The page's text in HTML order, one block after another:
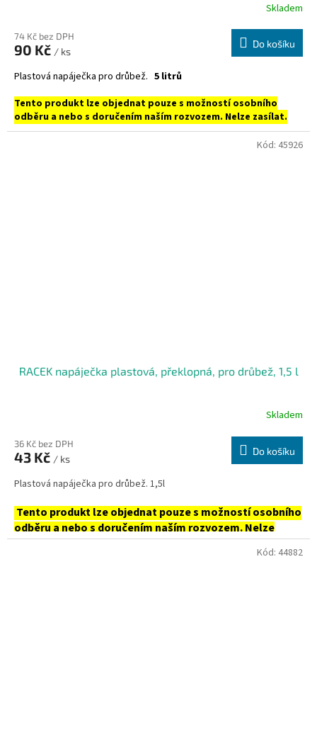
Skladem
74 Kč bez DPH
90 Kč / ks
Do košíku
Plastová napáječka pro drůbež. 5 litrů
Tento produkt lze objednat pouze s možností osobního
odběru a nebo s doručením naším rozvozem. Nelze zasílat.
RACEK napáječka plastová, překlopná, pro drůbež, 1,5 l
Skladem
36 Kč bez DPH
43 Kč / ks
Do košíku
Plastová napáječka pro drůbež. 1,5l
Tento produkt lze objednat pouze s možností osobního
odběru a nebo s doručením naším rozvozem. Nelze
zasílat.
Kód: 45926
Kód: 44882